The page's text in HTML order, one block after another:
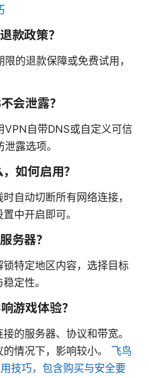
款政策？
的退款保障或免费试用，
会泄露？
VPN自带DNS或自定义可信
露选项。
如何启用？
自动切断所有网络连接，
中开启即可。
务器？
特定地区内容，选择目标
定性。
游戏体验？
的服务器、协议和带宽。
情况下，影响较小。 飞鸟
技巧，包含购买与安全要